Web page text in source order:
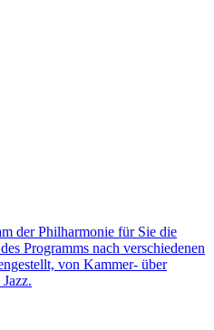
der Philharmonie für Sie die
Programms nach verschiedenen
von Kammer- über